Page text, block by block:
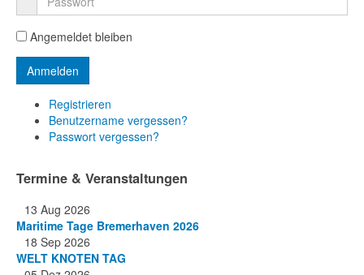
Angemeldet bleiben
Registrieren
Benutzername vergessen?
Passwort vergessen?
Termine & Veranstaltungen
13 Aug 2026
Maritime Tage Bremerhaven 2026
18 Sep 2026
WELT KNOTEN TAG